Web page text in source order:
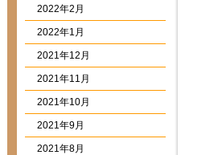
2022年2月
2022年1月
2021年12月
2021年11月
2021年10月
2021年9月
2021年8月